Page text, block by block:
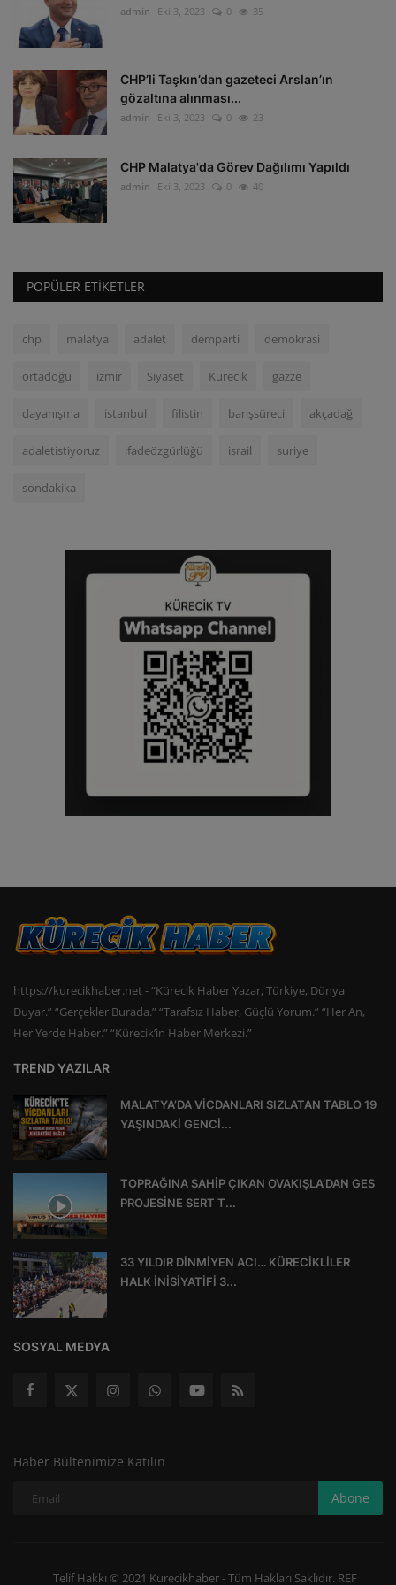
admin Eki 3, 2023 0 35
CHP’li Taşkın’dan gazeteci Arslan’ın
gözaltına alınması...
admin Eki 3, 2023 0 23
CHP Malatya'da Görev Dağılımı Yapıldı
admin Eki 3, 2023 0 40
POPÜLER ETIKETLER
chp malatya adalet demparti demokrasi
ortadoğu izmir Siyaset Kurecik gazze
dayanışma istanbul filistin barışsüreci akçadağ
adaletistiyoruz ifadeözgürlüğü israil suriye
sondakika
https://kurecikhaber.net - “Kürecik Haber Yazar, Türkiye, Dünya
Duyar.” “Gerçekler Burada.” “Tarafsız Haber, Güçlü Yorum.” “Her An,
Her Yerde Haber.” “Kürecik’in Haber Merkezi.”
TREND YAZILAR
MALATYA’DA VİCDANLARI SIZLATAN TABLO 19
YAŞINDAKİ GENCİ...
TOPRAĞINA SAHİP ÇIKAN OVAKIŞLA’DAN GES
PROJESİNE SERT T...
33 YILDIR DİNMİYEN ACI… KÜRECİKLİLER
HALK İNİSİYATİFİ 3...
SOSYAL MEDYA
Haber Bültenimize Katılın
Abone
Telif Hakkı © 2021 Kurecikhaber - Tüm Hakları Saklıdır. REF